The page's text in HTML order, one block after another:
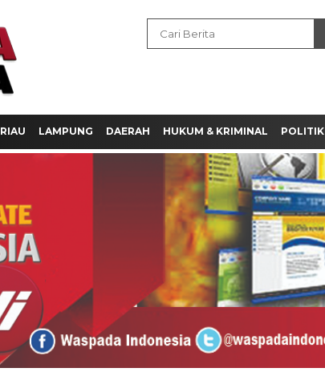
RIAU LAMPUNG DAERAH HUKUM & KRIMINAL POLITIK